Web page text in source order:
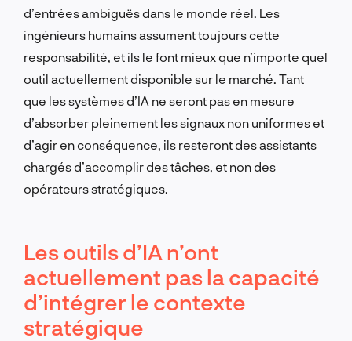
d’entrées ambiguës dans le monde réel. Les
ingénieurs humains assument toujours cette
responsabilité, et ils le font mieux que n’importe quel
outil actuellement disponible sur le marché. Tant
que les systèmes d’IA ne seront pas en mesure
d’absorber pleinement les signaux non uniformes et
d’agir en conséquence, ils resteront des assistants
chargés d’accomplir des tâches, et non des
opérateurs stratégiques.
Les outils d’IA n’ont
actuellement pas la capacité
d’intégrer le contexte
stratégique